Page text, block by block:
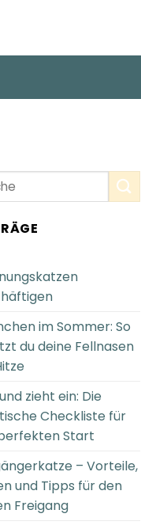
im Sommer: So
du deine Fellnasen
zieht ein: Die
Checkliste für
Start
– Vorteile,
und Tipps für den
Freigang